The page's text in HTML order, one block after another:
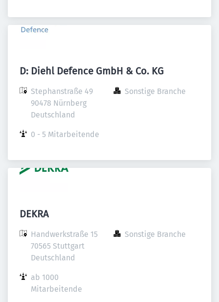
D: Diehl Defence GmbH & Co. KG
Stephanstraße 49
90478 Nürnberg
Deutschland
Sonstige Branche
0 - 5 Mitarbeitende
DEKRA
Handwerkstraße 15
70565 Stuttgart
Deutschland
Sonstige Branche
ab 1000
Mitarbeitende